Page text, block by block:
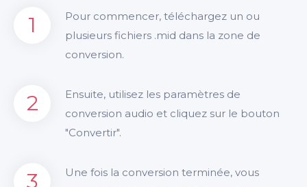
1
Pour commencer, téléchargez un ou
plusieurs fichiers .mid dans la zone de
conversion.
2
Ensuite, utilisez les paramètres de
conversion audio et cliquez sur le bouton
"Convertir".
3
Une fois la conversion terminée, vous